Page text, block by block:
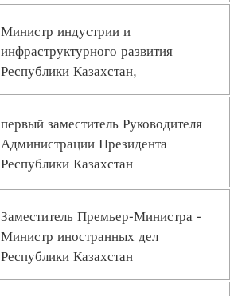
Министр индустрии и
инфраструктурного развития
Республики Казахстан,
первый заместитель Руководителя
Администрации Президента
Республики Казахстан
Заместитель Премьер-Министра -
Министр иностранных дел
Республики Казахстан